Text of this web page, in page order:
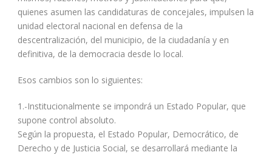
quienes asumen las candidaturas de concejales, impulsen la
unidad electoral nacional en defensa de la
descentralización, del municipio, de la ciudadanía y en
definitiva, de la democracia desde lo local.
Esos cambios son lo siguientes:
1.-Institucionalmente se impondrá un Estado Popular, que
supone control absoluto.
Según la propuesta, el Estado Popular, Democrático, de
Derecho y de Justicia Social, se desarrollará mediante la